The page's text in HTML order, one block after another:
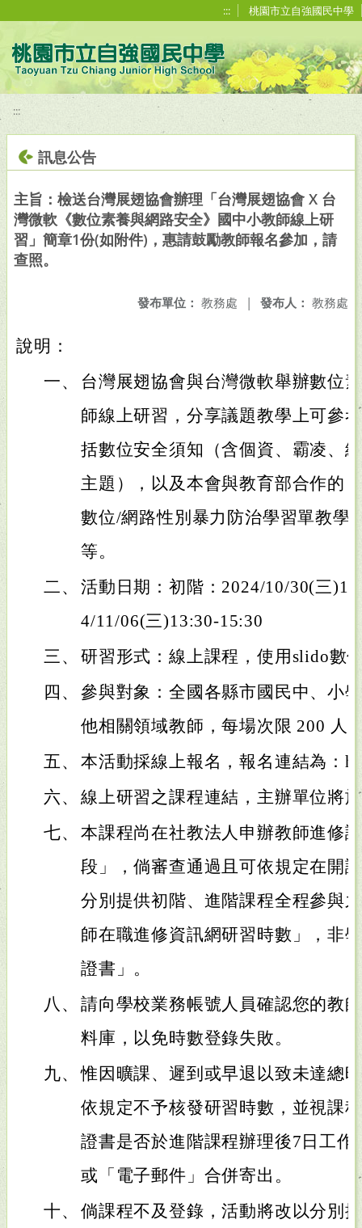
::: 桃園市立自強國民中學
:::
訊息公告
主旨：檢送台灣展翅協會辦理「台灣展翅協會 X 台
灣微軟《數位素養與網路安全》國中小教師線上研
習」簡章1份(如附件)，惠請鼓勵教師報名參加，請
查照。
發布人： 教務處
發布單位： 教務處 |
說明：
一、
台灣展翅協會與台灣微軟舉辦數位
師線上研習，分享議題教學上可參
括數位安全須知（含個資、霸凌、
主題），以及本會與教育部合作的
數位/網路性別暴力防治學習單教
等。
二、 活動日期：初階：2024/10/30(三
4/11/06(三)13:30-15:30
三、 研習形式：線上課程，使用slido數
四、 參與對象：全國各縣市國民中、小
他相關領域教師，每場次限 200 人
五、 本活動採線上報名，報名連結為：
六、 線上研習之課程連結，主辦單位將
七、 本課程尚在社教法人申辦教師進修
段」，倘審查通過且可依規定在開
分別提供初階、進階課程全程參與
師在職進修資訊網研習時數」，非
證書」。
八、 請向學校業務帳號人員確認您的教
料庫，以免時數登錄失敗。
九、 惟因曠課、遲到或早退以致未達總
依規定不予核發研習時數，並視課
證書是否於進階課程辦理後7日工
或「電子郵件」合併寄出。
十、 倘課程不及登錄，活動將改以分別